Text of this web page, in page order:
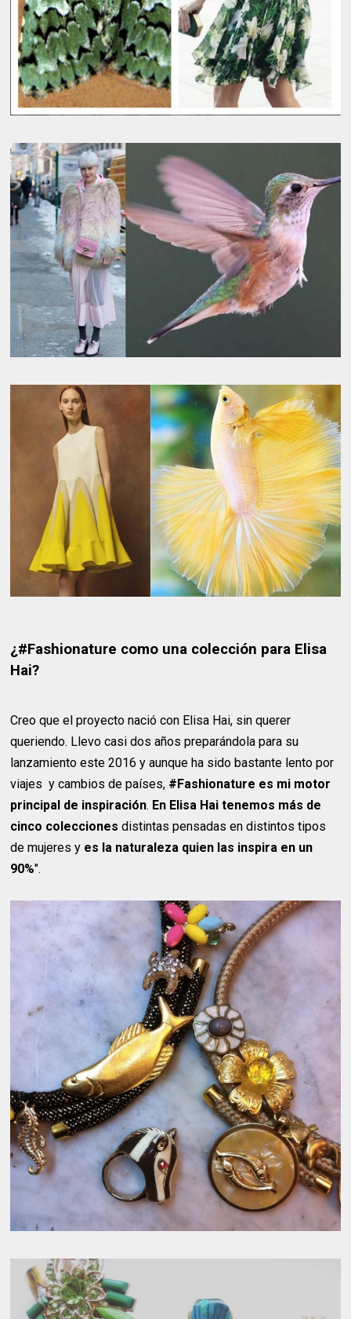
¿#Fashionature como una colección para Elisa
Hai?
Creo que el proyecto nació con Elisa Hai, sin querer
queriendo. Llevo casi dos años preparándola para su
lanzamiento este 2016 y aunque ha sido bastante lento por
viajes y cambios de países, #Fashionature es mi motor
principal de inspiración. En Elisa Hai tenemos más de
cinco colecciones distintas pensadas en distintos tipos
de mujeres y es la naturaleza quien las inspira en un
90%".